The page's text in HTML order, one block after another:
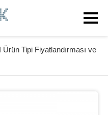
Ürün Tipi Fiyatlandırması ve